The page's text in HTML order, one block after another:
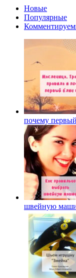
Новые
Популярные
почему
швейную